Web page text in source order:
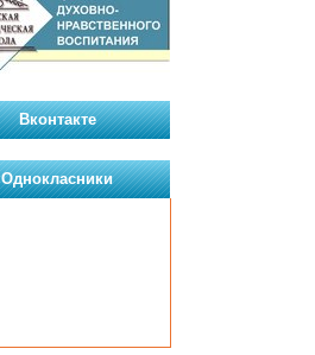
Вконтакте
Однокласники